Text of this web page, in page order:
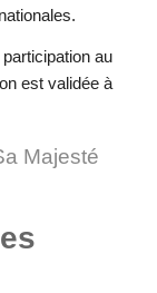
au
est validée à
Majesté